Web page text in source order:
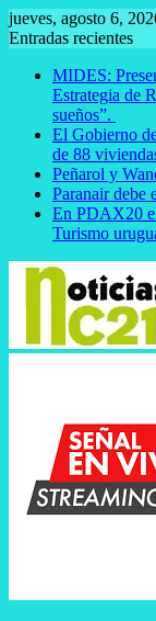
Saltar
al
jueves, agosto 6,
Entradas recientes
MIDES:
Estrategia de
sueños”.
El Gobierno
de 88
Peñarol y
Paranair debe
En PDAX20
Turismo